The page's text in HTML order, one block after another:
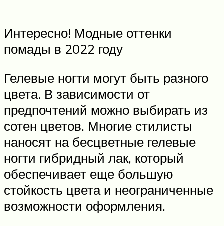
Интересно! Модные оттенки
помады в 2022 году
Гелевые ногти могут быть разного
цвета. В зависимости от
предпочтений можно выбирать из
сотен цветов. Многие стилисты
наносят на бесцветные гелевые
ногти гибридный лак, который
обеспечивает еще большую
стойкость цвета и неограниченные
возможности оформления.